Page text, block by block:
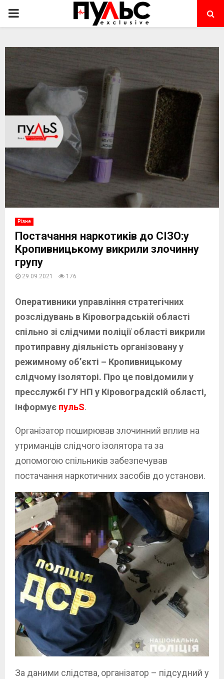
PRIMARY
Різне
Постачання наркотиків до СІЗО:у
Кропивницькому викрили злочинну
групу
29.09.2021 176
Оперативники управління стратегічних
розслідувань в Кіровоградській області
спільно зі слідчими поліції області викрили
протиправну діяльність організовану у
режимному об’єкті – Кропивницькому
слідчому ізоляторі. Про це повідомили у
пресслужбі ГУ НП у Кіровоградскій області,
інформує пульS.
Організатор поширював злочинний вплив на
утриманців слідчого ізолятора та за
допомогою спільників забезпечував
постачання наркотичних засобів до установи.
За даними слідства, організатор – підсудний у